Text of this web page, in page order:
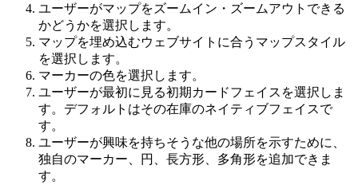
ユーザーがマップをズームイン・ズームアウトできる
かどうかを選択します。
マップを埋め込むウェブサイトに合うマップスタイル
を選択します。
マーカーの色を選択します。
ユーザーが最初に見る初期カードフェイスを選択しま
す。デフォルトはその在庫のネイティブフェイスで
す。
ユーザーが興味を持ちそうな他の場所を示すために、
独自のマーカー、円、長方形、多角形を追加できま
す。